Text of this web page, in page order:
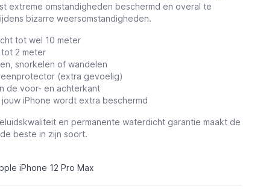
extreme omstandigheden beschermd en overal te
bizarre weersomstandigheden.
tot wel 10 meter
tot 2 meter
snorkelen of wandelen
(extra gevoelig)
de voor- en achterkant
jouw iPhone wordt extra beschermd
en permanente waterdicht garantie maakt de
beste in zijn soort.
iPhone 12 Pro Max